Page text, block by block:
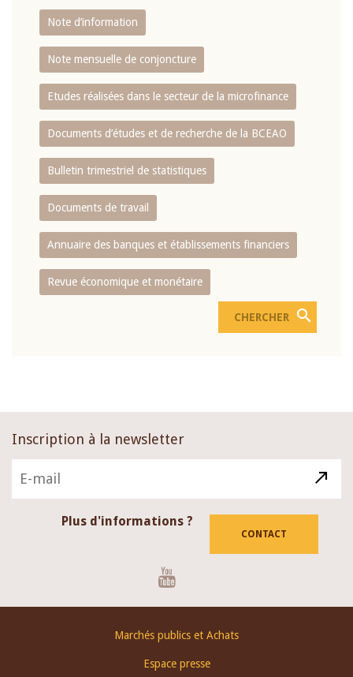
Note d’information
Note mensuelle de conjoncture
Etudes réalisées dans le secteur de la microfinance
Documents d’études et de recherche de la BCEAO
Bulletin trimestriel de statistiques
Documents de travail
Annuaire des banques et établissements financiers
Revue économique et monétaire
Inscription à la newsletter
Plus d'informations ?
CONTACT
Marchés publics et Achats
Espace presse